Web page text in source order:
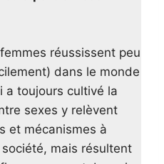
réussissent peu
dans le monde
a toujours cultivé la
sexes y relèvent
et mécanismes à
mais résultent